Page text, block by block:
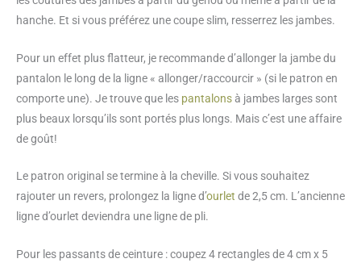
hanche. Et si vous préférez une coupe slim, resserrez les jambes.
Pour un effet plus flatteur, je recommande d’allonger la jambe du
pantalon le long de la ligne « allonger/raccourcir » (si le patron en
comporte une). Je trouve que les pantalonsà jambes larges sont
plus beaux lorsqu’ils sont portés plus longs. Mais c’est une affaire
de goût!
Le patron original se termine à la cheville. Si vous souhaitez
rajouter un revers, prolongez la ligne d’ourlet de 2,5 cm. L’ancienne
ligne d’ourlet deviendra une ligne de pli.
Pour les passants de ceinture : coupez 4 rectangles de 4 cm x 5